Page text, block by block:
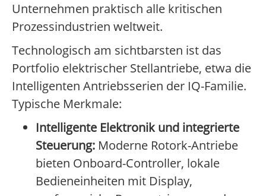
Unternehmen praktisch alle kritischen
Prozessindustrien weltweit.
Technologisch am sichtbarsten ist das
Portfolio elektrischer Stellantriebe, etwa die
Intelligenten Antriebsserien der IQ-Familie.
Typische Merkmale:
Intelligente Elektronik und integrierte
Steuerung: Moderne Rotork-Antriebe
bieten Onboard-Controller, lokale
Bedieneinheiten mit Display,